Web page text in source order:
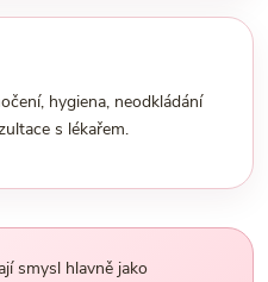
hygiena, neodkládání
s lékařem.
smysl hlavně jako